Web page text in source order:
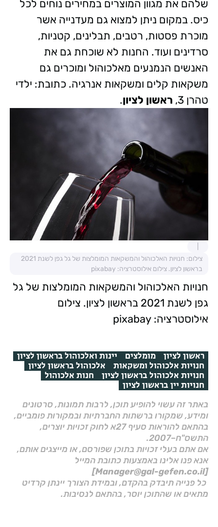
שלהם את מגוון המוצרים במחירים נוחים לכל
כיס. במקום ניתן למצוא גם מעדנייה אשר
מוכרת פסטות, רטבים, תבלינים, קטניות,
סרדינים ועוד. החנות לא שוכחת גם את
האנשים הנמנעים מאלכוהול ומוכרים גם
משקאות קלים ומשקאות אנרגיה. כתובת: ילדי
טהרן 3,
ראשון לציון.
צילום: חנויות האלכוהול והמשקאות המומלצות של גל גפן לשנת 2021
בראשון לציון. צילום אילוסטרציה: pixabay
חנויות האלכוהול והמשקאות המומלצות של גל
גפן לשנת 2021 בראשון לציון. צילום
אילוסטרציה: pixabay
ראשון לציון מומלצים יינות ואלכוהול בראשון לציון
חנויות אלכוהול ומשקאות אלכוהול בראשון לציון
חנויות אלכוהול בראשון לציון חנות אלכוהול
חנויות יין בראשון לציון
באתר זה עשוי להופיע תוכן, לרבות תמונות, סרטונים
ומידע, שמקורו ברשתות החברתיות ובמקורות פומביים,
בהתאם להוראות סעיף 27א לחוק זכויות יוצרים,
התשס"ח–2007.
אם אתם בעלי זכויות בתוכן שפורסם, או מייצגים אותם,
אנא פנו אלינו באמצעות כתובת המייל
[Manager@gal-gefen.co.il]
כל פנייה תיבדק בהקדם, ובמידת הצורך יינתן קרדיט
מתאים או שהתוכן יוסר, בהתאם לנסיבות.